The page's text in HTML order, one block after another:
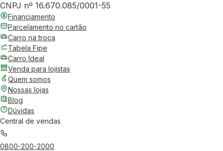
CNPJ nº 16.670.085/0001-55
Financiamento
Parcelamento no cartão
Carro na troca
Tabela Fipe
Carro Ideal
Venda para lojistas
Quem somos
Nossas lojas
Blog
Dúvidas
Central de vendas
0800-200-2000